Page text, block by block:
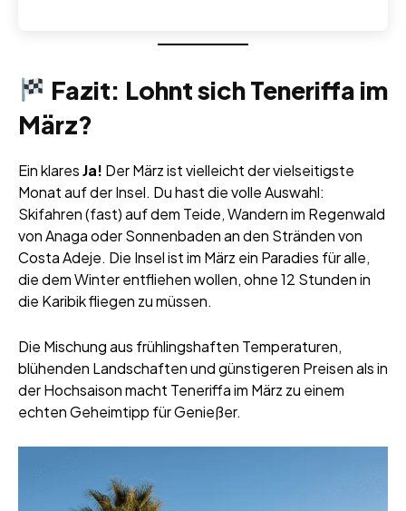
Fazit: Lohnt sich Teneriffa im
März?
Ein klaresJa! Der März ist vielleicht der vielseitigste
Monat auf der Insel. Du hast die volle Auswahl:
Skifahren (fast) auf dem Teide, Wandern im Regenwald
von Anaga oder Sonnenbaden an den Stränden von
Costa Adeje. Die Insel ist im März ein Paradies für alle,
die dem Winter entfliehen wollen, ohne 12 Stunden in
die Karibik fliegen zu müssen.
Die Mischung aus frühlingshaften Temperaturen,
blühenden Landschaften und günstigeren Preisen als in
der Hochsaison macht Teneriffa im März zu einem
echten Geheimtipp für Genießer.